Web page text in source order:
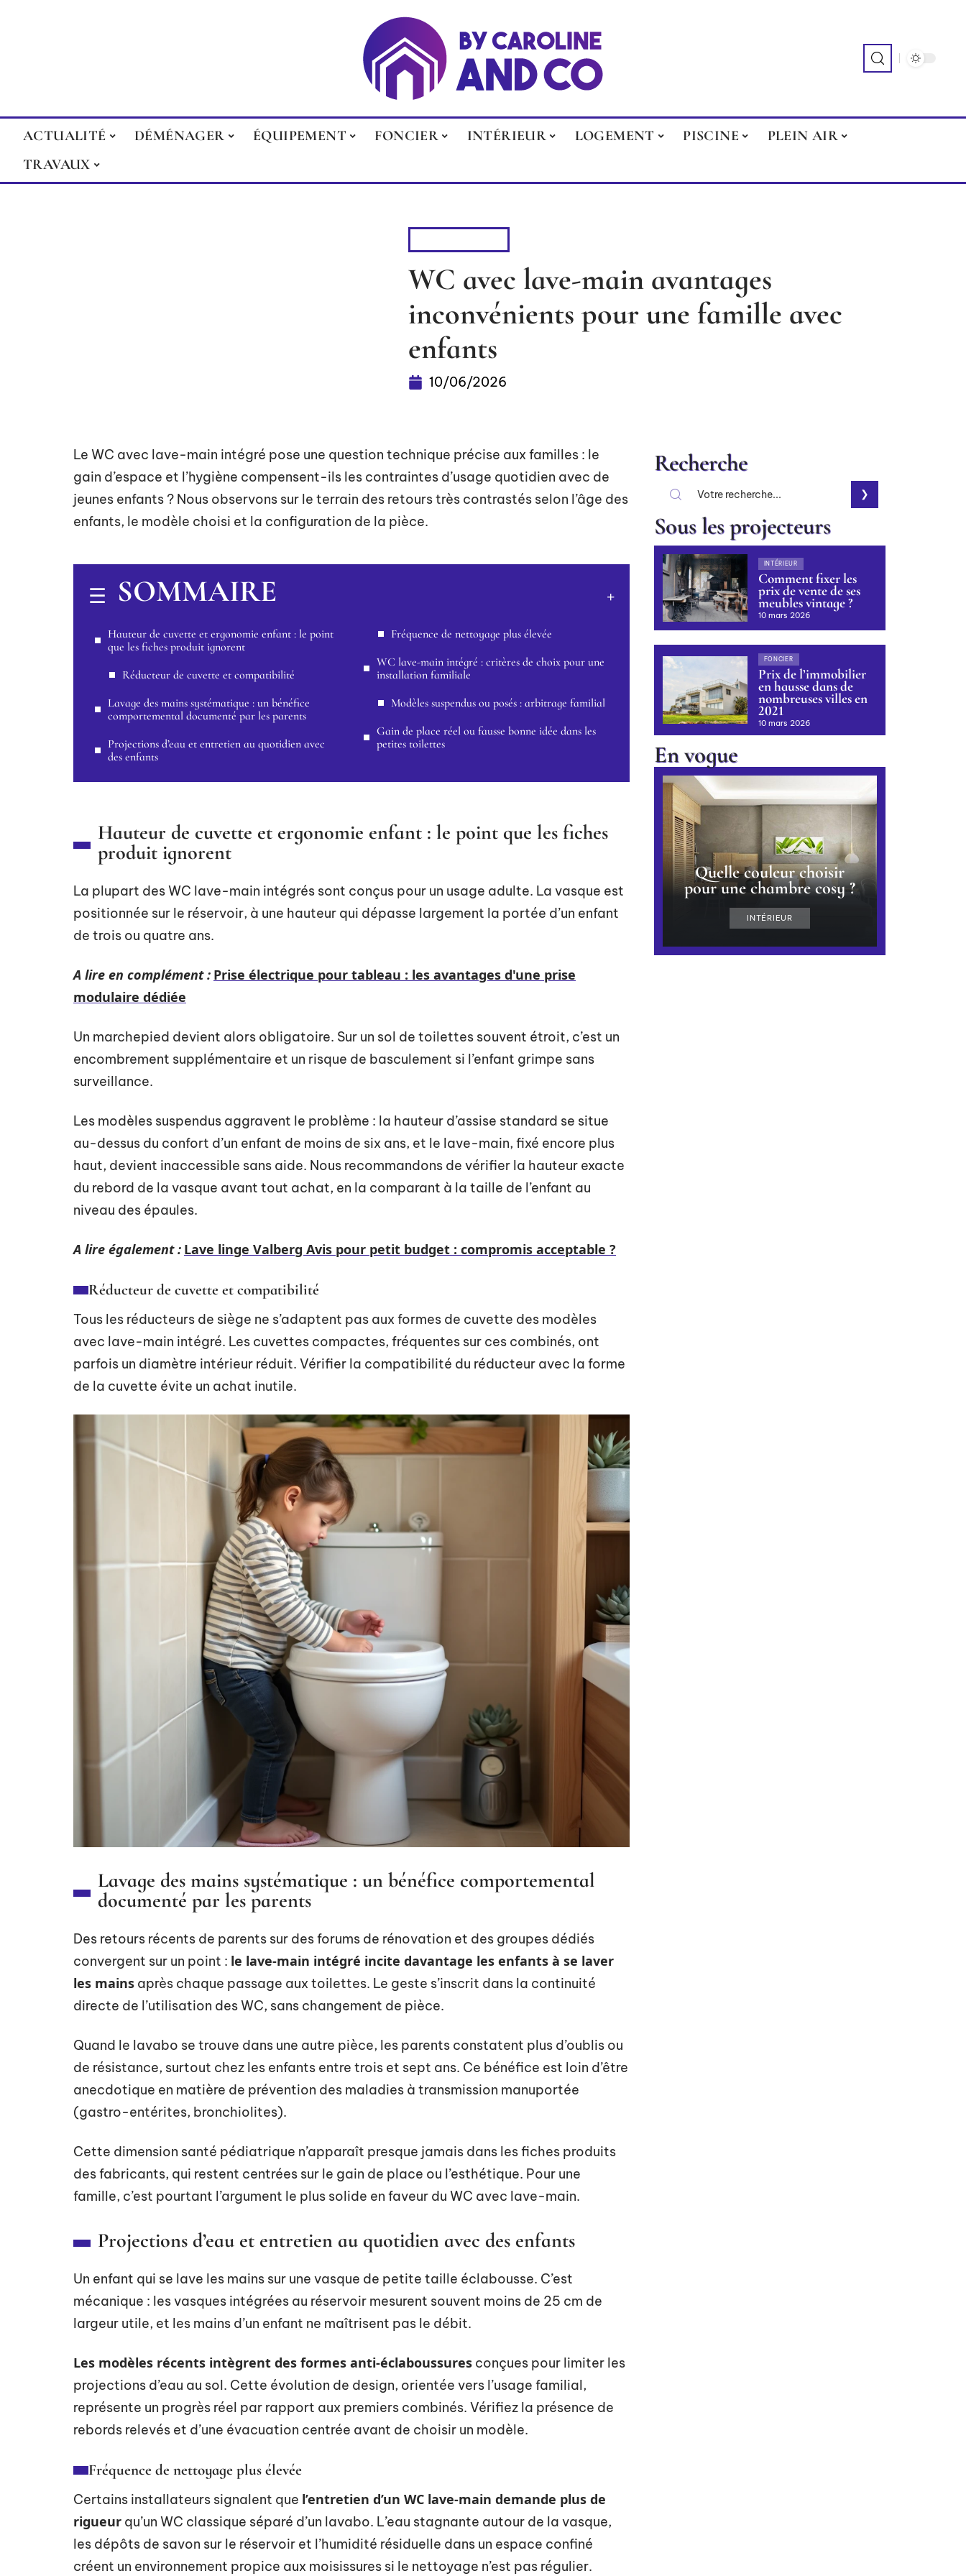
ACTUALITÉ DÉMÉNAGER ÉQUIPEMENT FONCIER INTÉRIEUR LOGEMENT PISCINE
PLEIN AIR
TRAVAUX
WC avec lave-main avantages
inconvénients pour une famille avec
enfants
10/06/2026
Le WC avec lave-main intégré pose une question technique précise aux familles : le
gain d’espace et l’hygiène compensent-ils les contraintes d’usage quotidien avec de
jeunes enfants ? Nous observons sur le terrain des retours très contrastés selon l’âge des
enfants, le modèle choisi et la configuration de la pièce.
SOMMAIRE
Hauteur de cuvette et ergonomie enfant : le point
que les fiches produit ignorent
Réducteur de cuvette et compatibilité
Lavage des mains systématique : un bénéfice
comportemental documenté par les parents
Projections d’eau et entretien au quotidien avec
des enfants
Fréquence de nettoyage plus élevée
WC lave-main intégré : critères de choix pour une
installation familiale
Modèles suspendus ou posés : arbitrage familial
Gain de place réel ou fausse bonne idée dans les
petites toilettes
Hauteur de cuvette et ergonomie enfant : le point que les fiches
produit ignorent
La plupart des WC lave-main intégrés sont conçus pour un usage adulte. La vasque est
positionnée sur le réservoir, à une hauteur qui dépasse largement la portée d’un enfant
de trois ou quatre ans.
A lire en complément : Prise électrique pour tableau : les avantages d'une prise
modulaire dédiée
Un marchepied devient alors obligatoire. Sur un sol de toilettes souvent étroit, c’est un
encombrement supplémentaire et un risque de basculement si l’enfant grimpe sans
surveillance.
Les modèles suspendus aggravent le problème : la hauteur d’assise standard se situe
au-dessus du confort d’un enfant de moins de six ans, et le lave-main, fixé encore plus
haut, devient inaccessible sans aide. Nous recommandons de vérifier la hauteur exacte
du rebord de la vasque avant tout achat, en la comparant à la taille de l’enfant au
niveau des épaules.
A lire également : Lave linge Valberg Avis pour petit budget : compromis acceptable ?
Réducteur de cuvette et compatibilité
Tous les réducteurs de siège ne s’adaptent pas aux formes de cuvette des modèles
avec lave-main intégré. Les cuvettes compactes, fréquentes sur ces combinés, ont
parfois un diamètre intérieur réduit. Vérifier la compatibilité du réducteur avec la forme
de la cuvette évite un achat inutile.
Lavage des mains systématique : un bénéfice comportemental
documenté par les parents
Des retours récents de parents sur des forums de rénovation et des groupes dédiés
convergent sur un point : le lave-main intégré incite davantage les enfants à se laver
les mains après chaque passage aux toilettes. Le geste s’inscrit dans la continuité
directe de l’utilisation des WC, sans changement de pièce.
Quand le lavabo se trouve dans une autre pièce, les parents constatent plus d’oublis ou
de résistance, surtout chez les enfants entre trois et sept ans. Ce bénéfice est loin d’être
anecdotique en matière de prévention des maladies à transmission manuportée
(gastro-entérites, bronchiolites).
Cette dimension santé pédiatrique n’apparaît presque jamais dans les fiches produits
des fabricants, qui restent centrées sur le gain de place ou l’esthétique. Pour une
famille, c’est pourtant l’argument le plus solide en faveur du WC avec lave-main.
Projections d’eau et entretien au quotidien avec des enfants
Un enfant qui se lave les mains sur une vasque de petite taille éclabousse. C’est
mécanique : les vasques intégrées au réservoir mesurent souvent moins de 25 cm de
largeur utile, et les mains d’un enfant ne maîtrisent pas le débit.
Les modèles récents intègrent des formes anti-éclaboussures conçues pour limiter les
projections d’eau au sol. Cette évolution de design, orientée vers l’usage familial,
représente un progrès réel par rapport aux premiers combinés. Vérifiez la présence de
rebords relevés et d’une évacuation centrée avant de choisir un modèle.
Fréquence de nettoyage plus élevée
Certains installateurs signalent que l’entretien d’un WC lave-main demande plus de
rigueur qu’un WC classique séparé d’un lavabo. L’eau stagnante autour de la vasque,
les dépôts de savon sur le réservoir et l’humidité résiduelle dans un espace confiné
créent un environnement propice aux moisissures si le nettoyage n’est pas régulier.
Recherche
Sous les projecteurs
INTÉRIEUR
Comment fixer les
prix de vente de ses
meubles vintage ?
10 mars 2026
FONCIER
Prix de l’immobilier
en hausse dans de
nombreuses villes en
2021
10 mars 2026
En vogue
Quelle couleur choisir
pour une chambre cosy ?
INTÉRIEUR